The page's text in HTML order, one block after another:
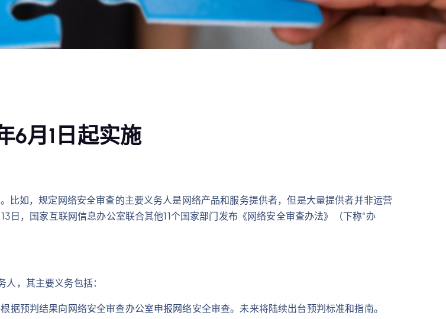
6月1日起实施
比如，规定网络安全审查的主要义务人是网络产品和服务提供者，但是大量提供者并非运营
，国家互联网信息办公室联合其他11个国家部门发布《网络安全审查办法》（下称“办
，其主要义务包括：
据预判结果向网络安全审查办公室申报网络安全审查。未来将陆续出台预判标准和指南。